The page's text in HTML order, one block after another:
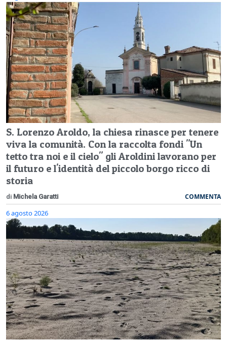
S. Lorenzo Aroldo, la chiesa rinasce per tenere
viva la comunità. Con la raccolta fondi "Un
tetto tra noi e il cielo" gli Aroldini lavorano per
il futuro e l'identità del piccolo borgo ricco di
storia
di Michela Garatti COMMENTA
6 agosto 2026